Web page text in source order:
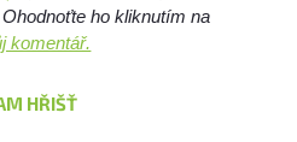
ho kliknutím na
komentář.
HŘIŠŤ